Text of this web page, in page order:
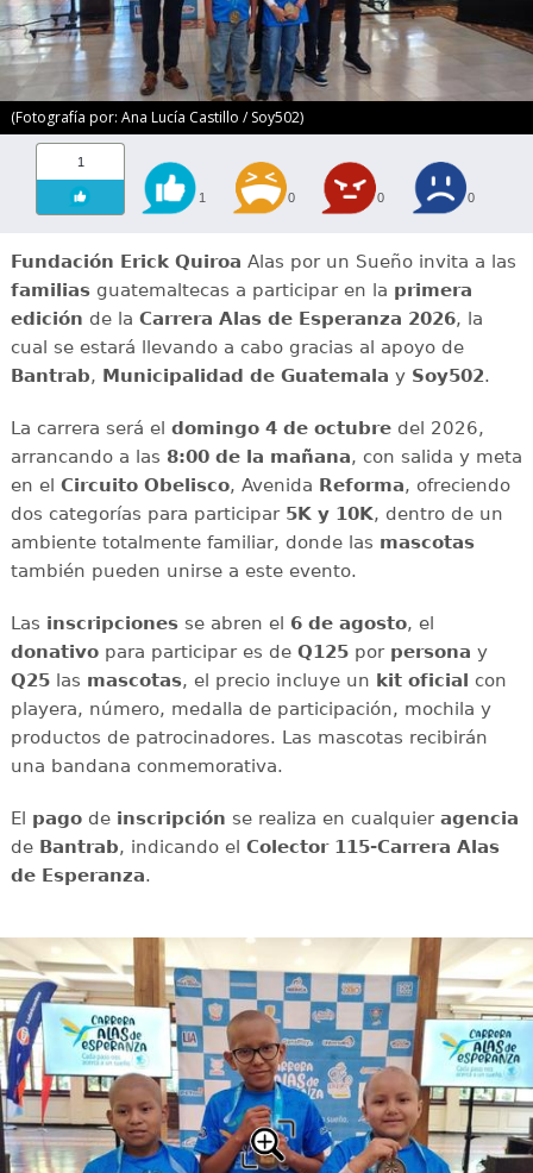
(Fotografía por: Ana Lucía Castillo / Soy502)
1
1 0 0 0
Fundación Erick Quiroa Alas por un Sueño invita a las
familiasguatemaltecas a participar en la primera
edición de la Carrera Alas de Esperanza 2026, la
cual se estará llevando a cabo gracias al apoyo de
Bantrab, Municipalidad de Guatemala y Soy502.
La carrera será el domingo 4 de octubredel 2026,
arrancando a las 8:00 de la mañana, con salida y meta
en el Circuito Obelisco, Avenida Reforma, ofreciendo
dos categorías para participar 5K y 10K, dentro de un
ambiente totalmente familiar, donde las mascotas
también pueden unirse a este evento.
Las inscripcionesse abren el 6 de agosto, el
donativopara participar es de Q125porpersona y
Q25las mascotas, el precio incluye un kit oficial con
playera, número, medalla de participación, mochila y
productos de patrocinadores. Las mascotas recibirán
una bandana conmemorativa.
El pagode inscripción se realiza en cualquier agencia
deBantrab, indicando el Colector 115-Carrera Alas
de Esperanza.